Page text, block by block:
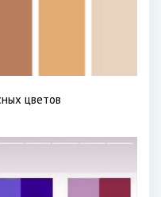
цветов